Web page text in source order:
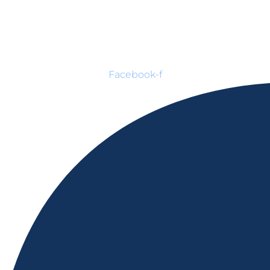
Facebook-f